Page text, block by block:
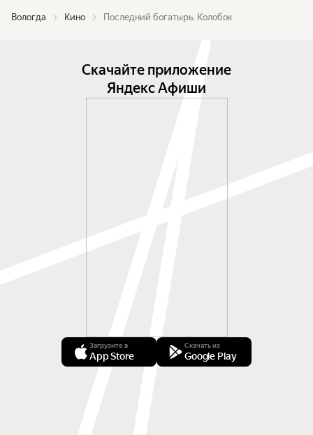
Вологда Кино Последний богатырь. Колобок
Скачайте приложение
Яндекс Афиши
Загрузите в
App Store
Скачать из
Google Play